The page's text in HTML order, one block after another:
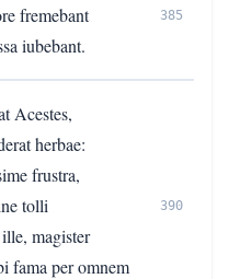
fremebant
385
iubebant.
Acestes,
herbae:
frustra,
tolli
390
magister
fama per omnem